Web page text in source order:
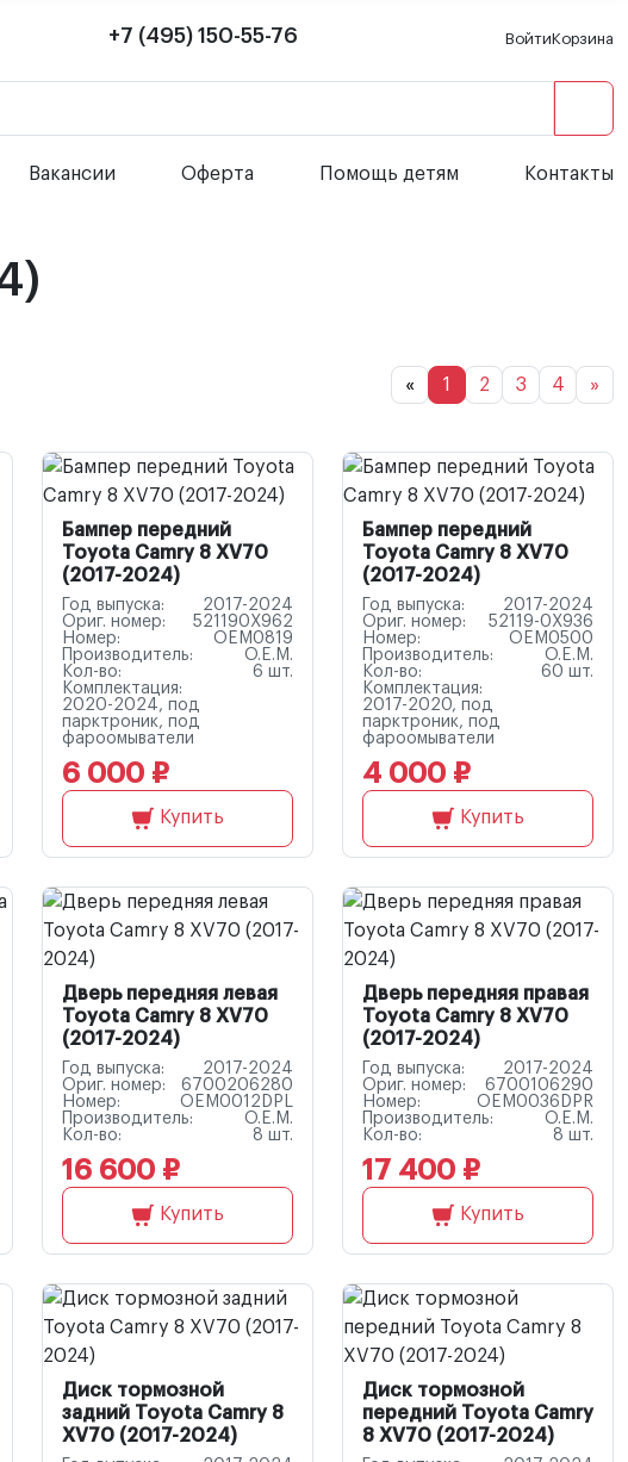
+7 (495) 150-55-76 ВойтиКорзина
Вакансии Оферта Помощь детям Контакты
« 1 2 3 4 »
Бампер передний
Toyota Camry 8 XV70
(2017-2024)
Год выпуска:
2017-2024
Ориг. номер:
521190X962
Номер:
OEM0819
Производитель:
O.E.M.
Кол-во:
6 шт.
Комплектация:
2020-2024, под
парктроник, под
фароомыватели
6 000 ₽
Купить
Бампер передний
Toyota Camry 8 XV70
(2017-2024)
Год выпуска:
2017-2024
Ориг. номер:
52119-0X936
Номер:
OEM0500
Производитель:
O.E.M.
Кол-во:
60 шт.
Комплектация:
2017-2020, под
парктроник, под
фароомыватели
4 000 ₽
Купить
Дверь передняя левая
Toyota Camry 8 XV70
(2017-2024)
Год выпуска:
2017-2024
Ориг. номер:
6700206280
Номер:
OEM0012DPL
Производитель:
O.E.M.
Кол-во:
8 шт.
16 600 ₽
Купить
Дверь передняя правая
Toyota Camry 8 XV70
(2017-2024)
Год выпуска:
2017-2024
Ориг. номер:
6700106290
Номер:
OEM0036DPR
Производитель:
O.E.M.
Кол-во:
8 шт.
17 400 ₽
Купить
Диск тормозной
задний Toyota Camry 8
XV70 (2017-2024)
Диск тормозной
передний Toyota Camry
8 XV70 (2017-2024)